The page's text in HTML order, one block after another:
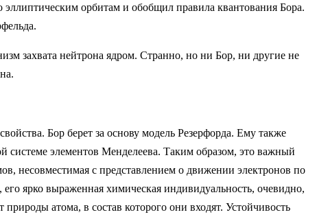
эллиптическим орбитам и обобщил правила квантования Бора.
захвата нейтрона ядром. Странно, но ни Бор, ни другие не
Бор берет за основу модель Резерфорда. Ему также
системе элементов Менделеева. Таким образом, это важный
несовместимая с представлением о движении электронов по
ярко выраженная химическая индивидуальность, очевидно,
природы атома, в состав которого они входят. Устойчивость